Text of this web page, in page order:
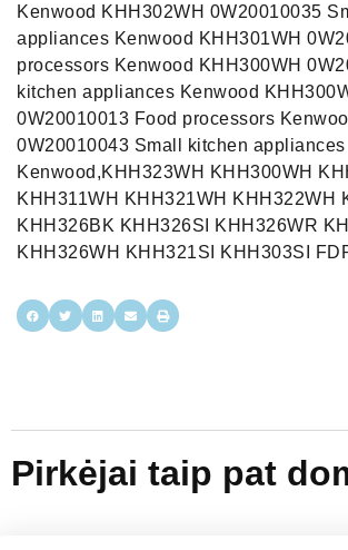
Kenwood KHH302WH 0W20010035
appliances Kenwood KHH301WH
processors Kenwood KHH300WH
kitchen appliances Kenwood
0W20010013 Food processors
0W20010043 Small kitchen appliances
Kenwood,KHH323WH KHH300WH
KHH311WH KHH321WH KHH322WH
KHH326BK KHH326SI KHH326WR
KHH326WH KHH321SI KHH303SI
Pirkėjai taip pat